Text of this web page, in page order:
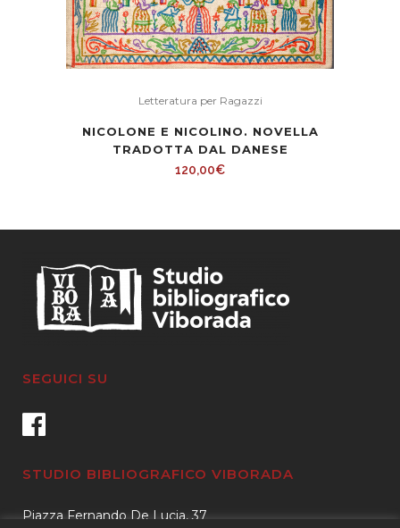
Letteratura per Ragazzi
NICOLONE E NICOLINO. NOVELLA
TRADOTTA DAL DANESE
120,00€
SEGUICI SU
STUDIO BIBLIOGRAFICO VIBORADA
Piazza Fernando De Lucia, 37